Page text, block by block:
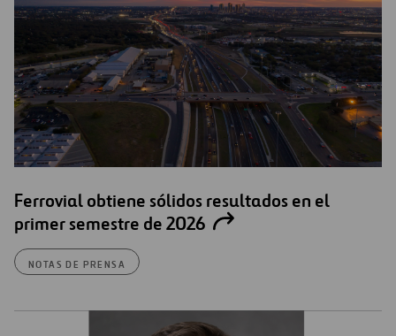
Ferrovial obtiene sólidos resultados en el
primer semestre de 2026
NOTAS DE PRENSA